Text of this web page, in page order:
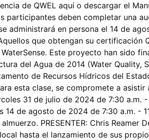
de QWEL aquí o descargar el
participantes deben completar una
administrará en persona el 14 de
que obtengan su certificación
WaterSense. Este proyecto han sido
del Agua de 2014 (Water
de Recursos Hídricos del
esta clase, se compromete a
31 de julio de 2024 de 7:30
14 de agosto de 2024 de 7:30 a.m. -
PRESENTER: Chris
hasta el lanzamiento de sus